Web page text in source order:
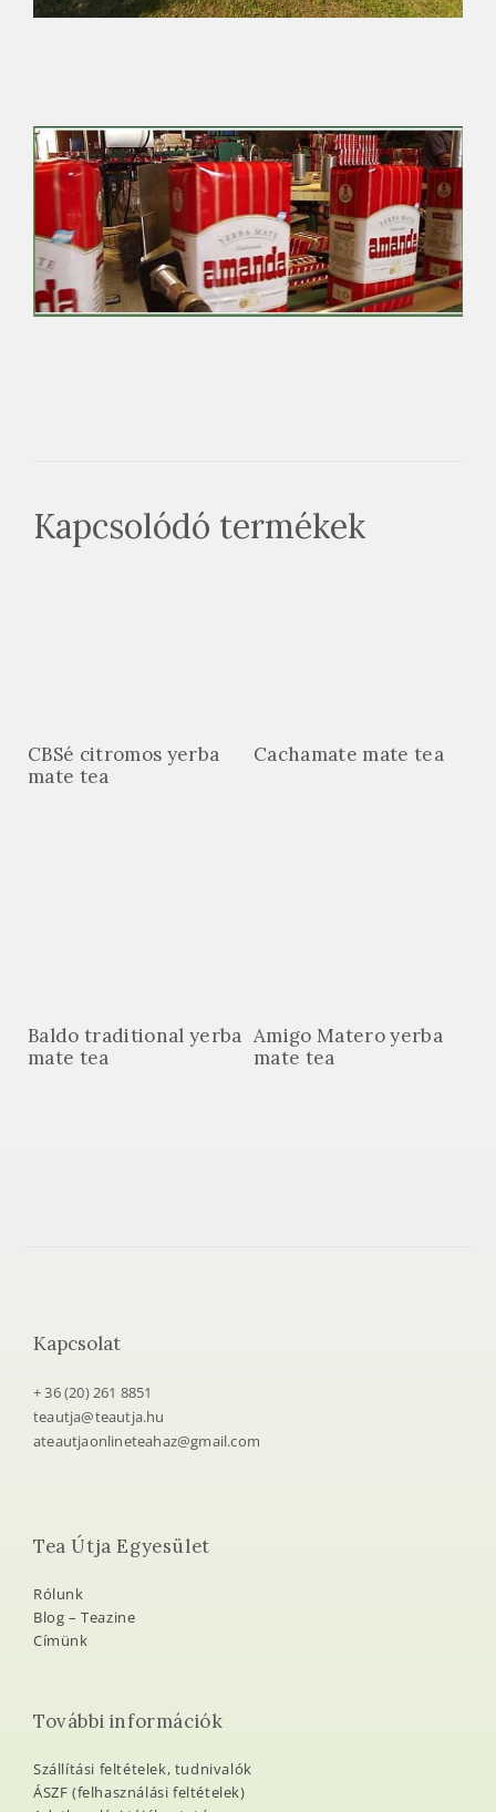
Kapcsolódó termékek
CBSé citromos yerba
mate tea
Cachamate mate tea
Baldo traditional yerba
mate tea
Amigo Matero yerba
mate tea
Kapcsolat
+ 36 (20) 261 8851
teautja@teautja.hu
ateautjaonlineteahaz@gmail.com
Tea Útja Egyesület
Rólunk
Blog – Teazine
Címünk
További információk
Szállítási feltételek, tudnivalók
ÁSZF (felhasználási feltételek)